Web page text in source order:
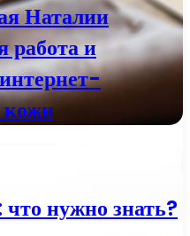
Наталии
работа и
кожи
что нужно знать?